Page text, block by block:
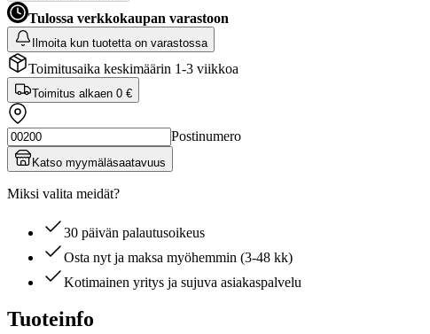
Tulossa verkkokaupan varastoon
Ilmoita kun tuotetta on varastossa
Toimitusaika keskimäärin 1-3 viikkoa
Toimitus alkaen 0 €
Postinumero
Katso myymäläsaatavuus
Miksi valita meidät?
30 päivän palautusoikeus
Osta nyt ja maksa myöhemmin (3-48 kk)
Kotimainen yritys ja sujuva asiakaspalvelu
Tuoteinfo